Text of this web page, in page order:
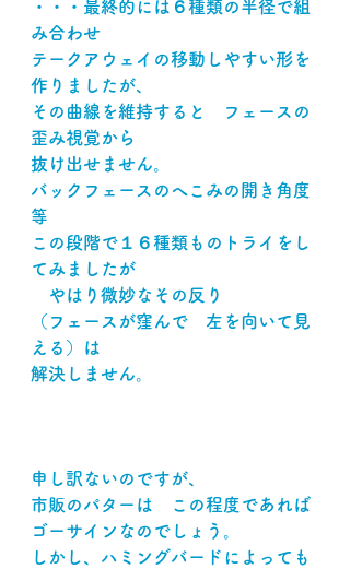
・・・最終的には６種類の半径で組
み合わせ
テークアウェイの移動しやすい形を
作りましたが、
その曲線を維持すると　フェースの
歪み視覚から
抜け出せません。
バックフェースのへこみの開き角度
等
この段階で１６種類ものトライをし
てみましたが
やはり微妙なその反り
（フェースが窪んで　左を向いて見
える）は
解決しません。
申し訳ないのですが、
市販のパターは　この程度であれば
ゴーサインなのでしょう。
しかし、ハミングバードによっても